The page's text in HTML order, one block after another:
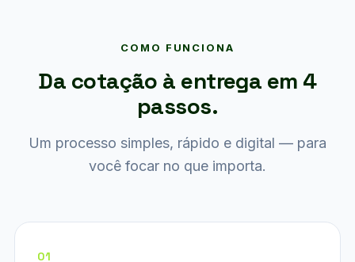
COMO FUNCIONA
Da cotação à entrega em 4
passos.
Um processo simples, rápido e digital — para
você focar no que importa.
01